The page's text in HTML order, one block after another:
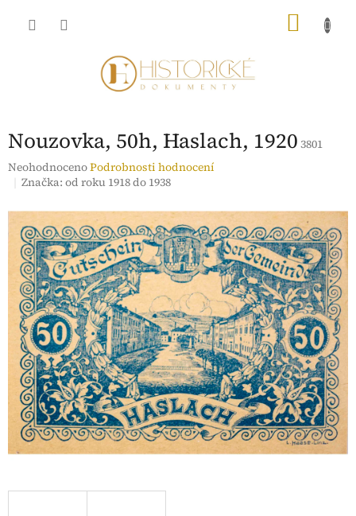
Nouzovka, 50h, Haslach, 1920 3801
Průměrné
hodnocení
je
0,0
hvězdiček.
NeohodnocenoPodrobnosti hodnocení
Značka:od roku 1918 do 1938